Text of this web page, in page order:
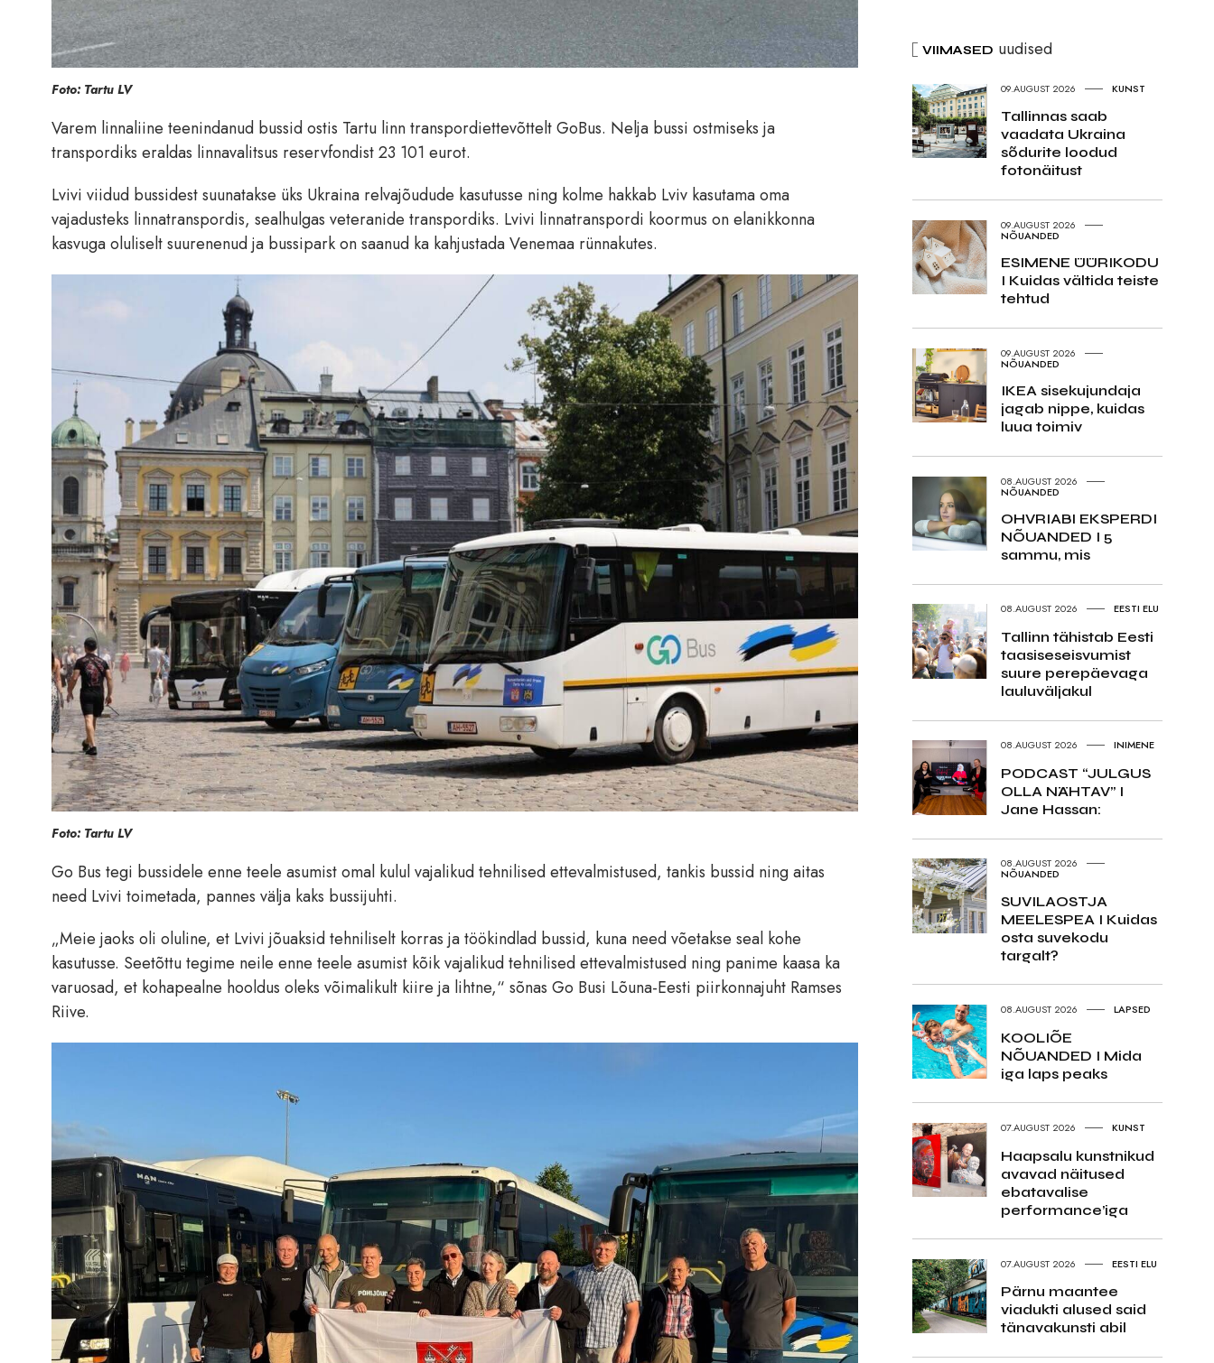
Foto: Tartu LV
Varem linnaliine teenindanud bussid ostis Tartu linn transpordiettevõttelt GoBus. Nelja bussi ostmiseks ja
transpordiks eraldas linnavalitsus reservfondist 23 101 eurot.
Lvivi viidud bussidest suunatakse üks Ukraina relvajõudude kasutusse ning kolme hakkab Lviv kasutama oma
vajadusteks linnatranspordis, sealhulgas veteranide transpordiks. Lvivi linnatranspordi koormus on elanikkonna
kasvuga oluliselt suurenenud ja bussipark on saanud ka kahjustada Venemaa rünnakutes.
Foto: Tartu LV
Go Bus tegi bussidele enne teele asumist omal kulul vajalikud tehnilised ettevalmistused, tankis bussid ning aitas
need Lvivi toimetada, pannes välja kaks bussijuhti.
„Meie jaoks oli oluline, et Lvivi jõuaksid tehniliselt korras ja töökindlad bussid, kuna need võetakse seal kohe
kasutusse. Seetõttu tegime neile enne teele asumist kõik vajalikud tehnilised ettevalmistused ning panime kaasa ka
varuosad, et kohapealne hooldus oleks võimalikult kiire ja lihtne,“ sõnas Go Busi Lõuna-Eesti piirkonnajuht Ramses
Riive.
VIIMASED uudised
09.AUGUST 2026 KUNST
Tallinnas saab
vaadata Ukraina
sõdurite loodud
fotonäitust
09.AUGUST 2026
NÕUANDED
ESIMENE ÜÜRIKODU
I Kuidas vältida teiste
tehtud
09.AUGUST 2026
NÕUANDED
IKEA sisekujundaja
jagab nippe, kuidas
luua toimiv
08.AUGUST 2026
NÕUANDED
OHVRIABI EKSPERDI
NÕUANDED I 5
sammu, mis
08.AUGUST 2026 EESTI ELU
Tallinn tähistab Eesti
taasiseseisvumist
suure perepäevaga
lauluväljakul
08.AUGUST 2026 INIMENE
PODCAST “JULGUS
OLLA NÄHTAV” I
Jane Hassan:
08.AUGUST 2026
NÕUANDED
SUVILAOSTJA
MEELESPEA I Kuidas
osta suvekodu
targalt?
08.AUGUST 2026 LAPSED
KOOLIÕE
NÕUANDED I Mida
iga laps peaks
07.AUGUST 2026 KUNST
Haapsalu kunstnikud
avavad näitused
ebatavalise
performance’iga
07.AUGUST 2026 EESTI ELU
Pärnu maantee
viadukti alused said
tänavakunsti abil